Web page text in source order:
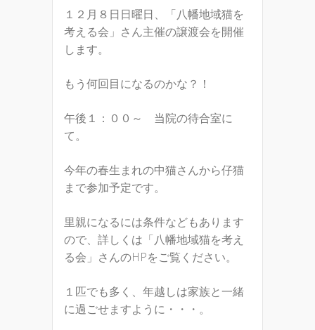
１２月８日日曜日、「八幡地域猫を
考える会」さん主催の譲渡会を開催
します。
もう何回目になるのかな？！
午後１：００～ 当院の待合室に
て。
今年の春生まれの中猫さんから仔猫
まで参加予定です。
里親になるには条件などもあります
ので、詳しくは「八幡地域猫を考え
る会」さんのHPをご覧ください。
１匹でも多く、年越しは家族と一緒
に過ごせますように・・・。